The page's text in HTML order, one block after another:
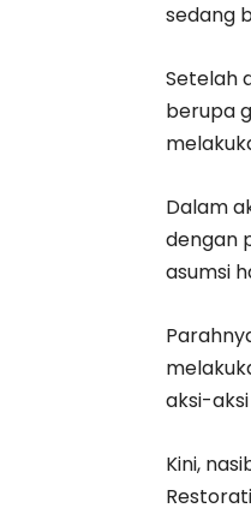
sedang
Setelah
berupa
Dalam
dengan
asumsi
aksi-
Kini,